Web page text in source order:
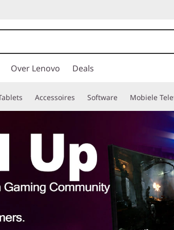
Over Lenovo Deals
Accessoires Software Mobiele